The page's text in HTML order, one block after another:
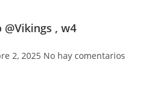
, w4
2, 2025 No hay comentarios